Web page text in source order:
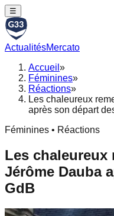
☰
ActualitésMercato
Accueil »
Féminines»
Réactions»
Les chaleureux
après son départ
Féminines • Réactions
Les chaleureux
Jérôme Dauba
GdB